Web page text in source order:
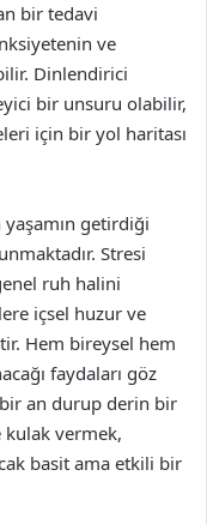
bir tedavi
ve
Dinlendirici
bir unsuru olabilir,
için bir yol haritası
getirdiği
Stresi
ruh halini
içsel huzur ve
Hem bireysel hem
faydaları göz
an durup derin bir
vermek,
basit ama etkili bir